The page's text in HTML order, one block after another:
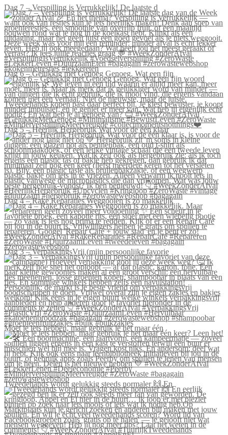
Dag 7 – Verspilling is Verrukkelijk! De laatste d
Dag 6 – Gelukkig met Genoeg Genoeg. Wat een fijn
Dag 5 – Heerlijk Hergebruik Wat voor de één klaar
Dag 4 – Rake Reparaties Weggooien is zo makkelijk
Dag 3 – VerpakkingsVrij (mijn persoonlijke favorie
Moet je iets hebben, maar gebruik je het maar één
Tweedehands wordt gelukkig steeds normaler 🙌 En